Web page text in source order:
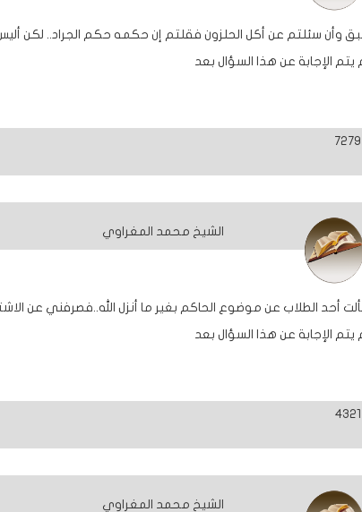
وأن سئلتم عن أكل الحلزون فقلتم إن حكمه حكم الجراد.. لكن
يتم الإجابة عن هذا السؤال بعد
7279
الشيخ محمد المغراوي
أحد الطلاب عن موضوع الحاكم بغير ما أنزل الله..فصرفني عن
يتم الإجابة عن هذا السؤال بعد
4321
الشيخ محمد المغراوي